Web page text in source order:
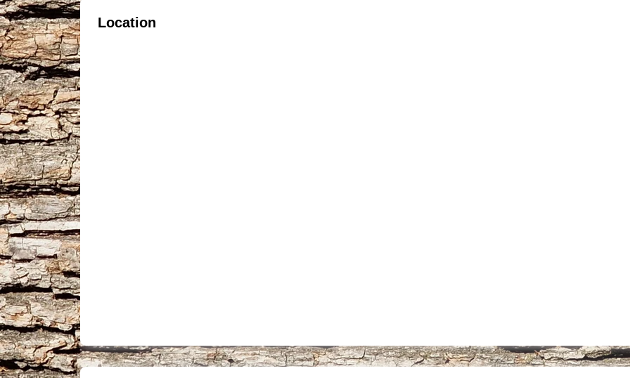
Location